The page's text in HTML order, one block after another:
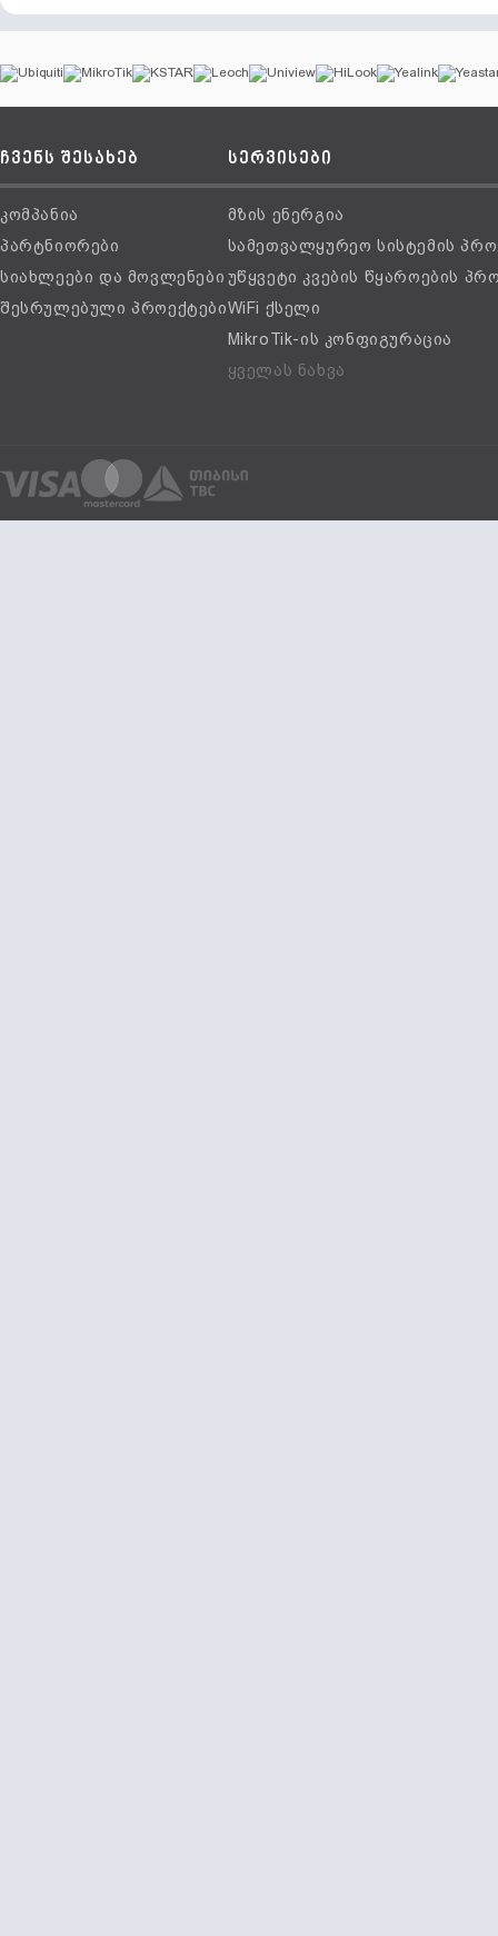
ჩვენს შესახებ
კომპანია
პარტნიორები
სიახლეები და მოვლენები
შესრულებული პროექტები
სერვისები
მზის ენერგია
სამეთვალყურეო სისტემის
უწყვეტი კვების წყაროების
WiFi ქსელი
MikroTik-ის კონფიგურაცია
ყველას ნახვა